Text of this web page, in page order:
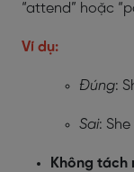
“attend” hoặc
Ví dụ:
Đúng:
Sai:
Không tách